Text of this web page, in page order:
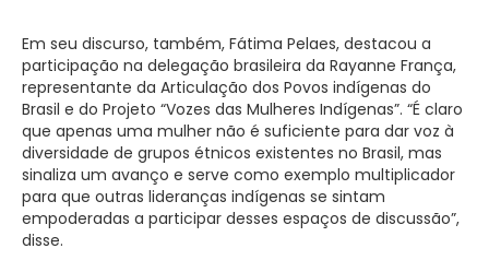
Em seu discurso, também, Fátima Pelaes, destacou a
participação na delegação brasileira da Rayanne França,
representante da Articulação dos Povos indígenas do
Brasil e do Projeto “Vozes das Mulheres Indígenas”. “É claro
que apenas uma mulher não é suficiente para dar voz à
diversidade de grupos étnicos existentes no Brasil, mas
sinaliza um avanço e serve como exemplo multiplicador
para que outras lideranças indígenas se sintam
empoderadas a participar desses espaços de discussão”,
disse.